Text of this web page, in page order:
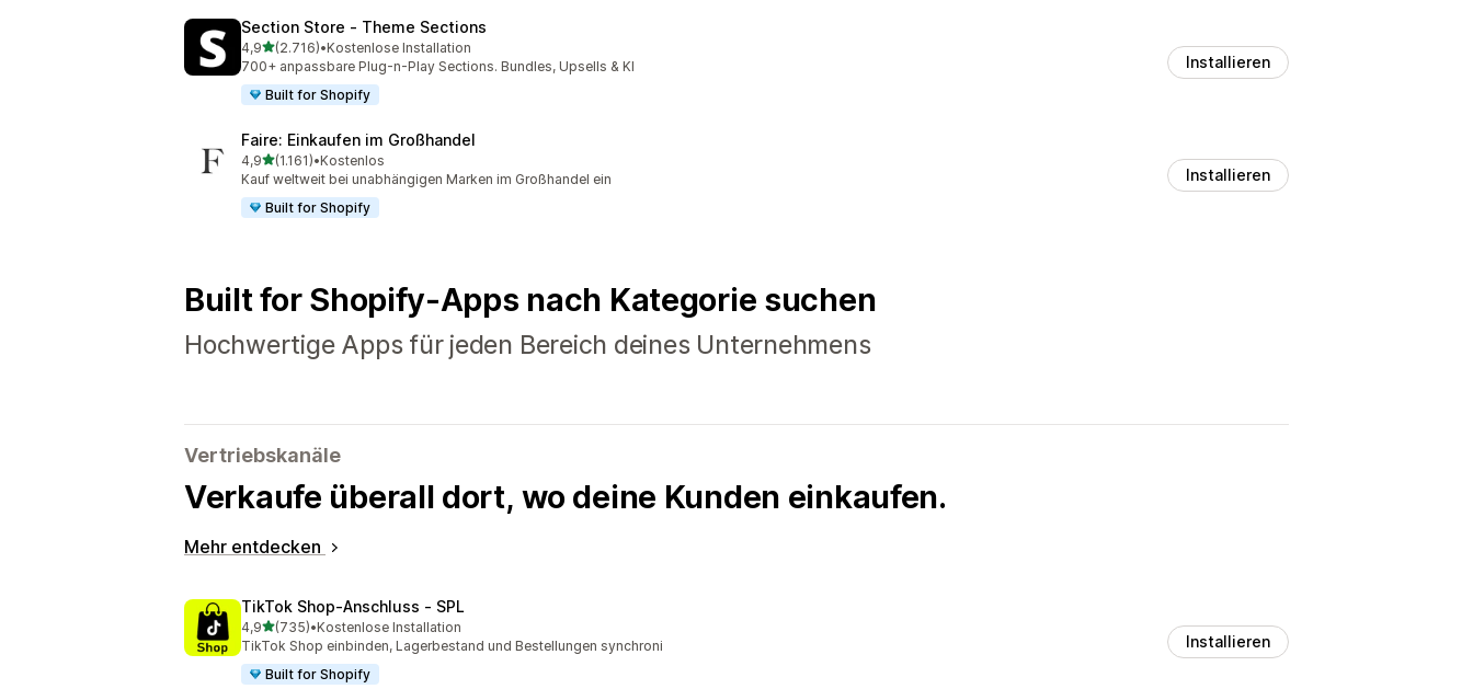
Section Store ‑ Theme Sections
4,9von 5 Sternen
(2.716)
2716 Rezensionen insgesamt
•Kostenlose Installation
700+ anpassbare Plug-n-Play Sections. Bundles, Upsells & KI
Built for Shopify
Installieren
Faire: Einkaufen im Großhandel
4,9von 5 Sternen
(1.161)
1161 Rezensionen insgesamt
•Kostenlos
Kauf weltweit bei unabhängigen Marken im Großhandel ein
Built for Shopify
Installieren
Built for Shopify-Apps nach Kategorie suchen
Hochwertige Apps für jeden Bereich deines Unternehmens
Vertriebskanäle
Verkaufe überall dort, wo deine Kunden einkaufen.
Mehr entdecken
TikTok Shop‑Anschluss ‑ SPL
4,9von 5 Sternen
(735)
735 Rezensionen insgesamt
•Kostenlose Installation
TikTok Shop einbinden, Lagerbestand und Bestellungen synchroni
Built for Shopify
Installieren